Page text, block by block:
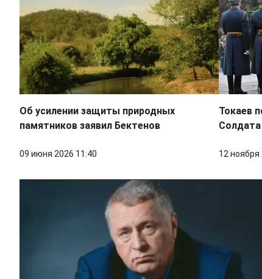
Об усилении защиты природных
памятников заявил Бектенов
09 июня 2026 11:40
Токаев
12 ноября